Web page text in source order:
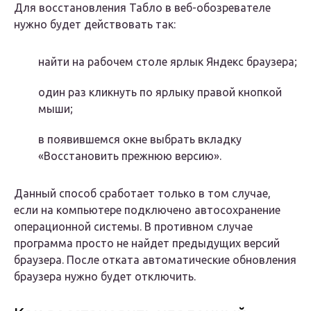
Для восстановления Табло в веб-обозревателе
нужно будет действовать так:
найти на рабочем столе ярлык Яндекс браузера;
один раз кликнуть по ярлыку правой кнопкой
мыши;
в появившемся окне выбрать вкладку
«Восстановить прежнюю версию».
Данный способ сработает только в том случае,
если на компьютере подключено автосохранение
операционной системы. В противном случае
программа просто не найдет предыдущих версий
браузера. После отката автоматические обновления
браузера нужно будет отключить.